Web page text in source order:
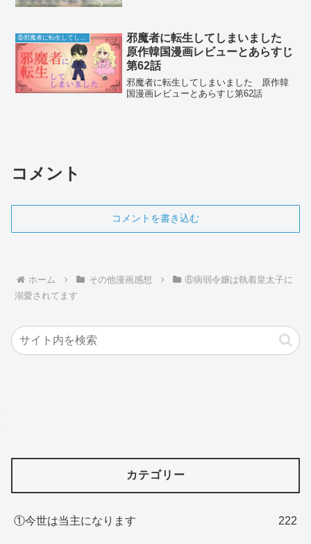
邪魔者に転生してしまいました
原作韓国漫画レビューとあらすじ
第62話
邪魔者に転生してしまいました 原作韓
国漫画レビューとあらすじ第62話
コメント
コメントを書き込む
ホーム その他漫画感想
⑥病弱令嬢は執着皇太子に
溺愛されてます
カテゴリー
①今世は当主になります 222